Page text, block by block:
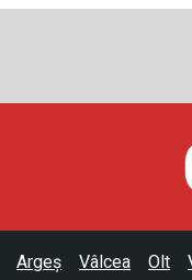
Argeș Vâlcea Olt